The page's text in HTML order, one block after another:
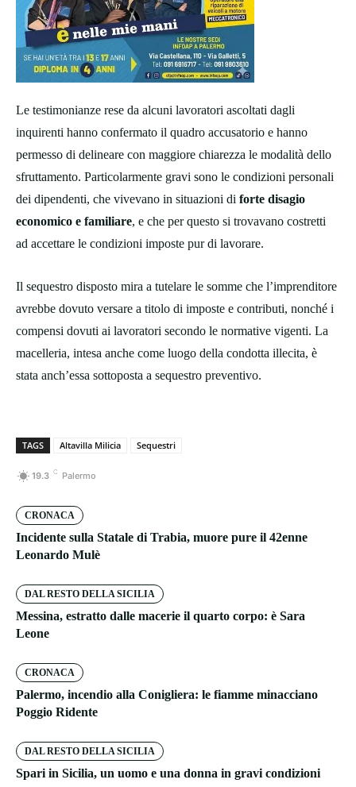
Le testimonianze rese da alcuni lavoratori ascoltati dagli
inquirenti hanno confermato il quadro accusatorio e hanno
permesso di delineare con maggiore chiarezza le modalità dello
sfruttamento. Particolarmente gravi sono le condizioni personali
dei dipendenti, che vivevano in situazioni di forte disagio
economico e familiare, e che per questo si trovavano costretti
ad accettare le condizioni imposte pur di lavorare.
Il sequestro disposto mira a tutelare le somme che l’imprenditore
avrebbe dovuto versare a titolo di imposte e contributi, nonché i
compensi dovuti ai lavoratori secondo le normative vigenti. La
macelleria, intesa anche come luogo della condotta illecita, è
stata anch’essa sottoposta a sequestro preventivo.
TAGS Altavilla Milicia Sequestri
19.3 C Palermo
CRONACA
Incidente sulla Statale di Trabia, muore pure il 42enne
Leonardo Mulè
DAL RESTO DELLA SICILIA
Messina, estratto dalle macerie il quarto corpo: è Sara
Leone
CRONACA
Palermo, incendio alla Conigliera: le fiamme minacciano
Poggio Ridente
DAL RESTO DELLA SICILIA
Spari in Sicilia, un uomo e una donna in gravi condizioni